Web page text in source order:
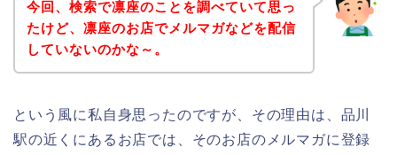
今回、検索で凛座のことを調べていて思っ
たけど、凛座のお店でメルマガなどを配信
していないのかな～。
という風に私自身思ったのですが、その理由は、品川
駅の近くにあるお店では、そのお店のメルマガに登録